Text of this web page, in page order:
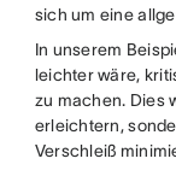
sich um eine
In unserem
leichter wäre,
zu machen. Dies
erleichtern,
Verschleiß